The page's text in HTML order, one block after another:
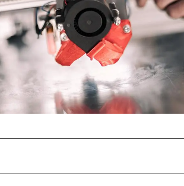
werden umfassendes Fachwissen